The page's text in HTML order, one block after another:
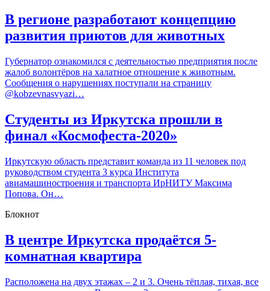
В регионе разработают концепцию
развития приютов для животных
Губернатор ознакомился с деятельностью предприятия после
жалоб волонтёров на халатное отношение к животным.
Сообщения о нарушениях поступали на страницу
@kobzevnasvyazi…
Студенты из Иркутска прошли в
финал «Космофеста-2020»
Иркутскую область представит команда из 11 человек под
руководством студента 3 курса Института
авиамашиностроения и транспорта ИрНИТУ Максима
Попова. Он…
Блокнот
В центре Иркутска продаётся 5-
комнатная квартира
Расположена на двух этажах – 2 и 3. Очень тёплая, тихая, все